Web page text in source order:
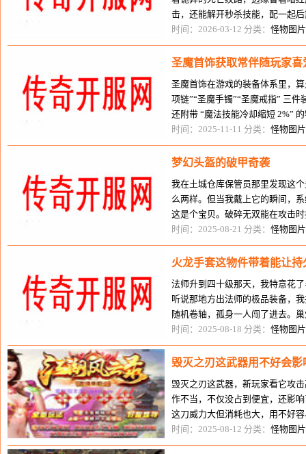
击，还能解开秒杀技能，配一起
只能过去打败赤月恶魔、魔龙教主
时间：2026-03-12 分类： 怪物图片
圣魔首饰获取常伴随玩家
圣魔首饰在游戏的装备体系里，
项链”“圣魔手镯”“圣魔戒指” 三
还附带 “魔法技能冷却缩短 2%”
备装备。而圣魔
时间：2025-11-11 分类： 怪物图片
梦幻头盔的破甲奇袭
我在土城仓库保管员那里发现这
么两样。但当我戴上它的瞬间，
这是个宝贝。破碎无双能在攻击
的法师来说，这简直是噩梦。第一
时间：2025-08-21 分类： 怪物图片
火龙手套这物件带着能让
法师升到四十级那天，我特意花
听说那地方出法师的极品装备，
随机卷轴，孤身一人闯了进去。
出灼烧的提示，我的血以每秒1点
时间：2025-08-18 分类： 怪物图片
毁灭之刃这武器用不好会
毁灭之刃这武器，新玩家看它攻
作不当，不仅没占到便宜，还影
这刀威力大但消耗也大，用不好
祖玛阁把药水耗光，被怪物围死，
时间：2025-08-12 分类： 怪物图片